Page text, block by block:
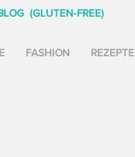
(GLUTEN-FREE)
FASHION REZEPTE